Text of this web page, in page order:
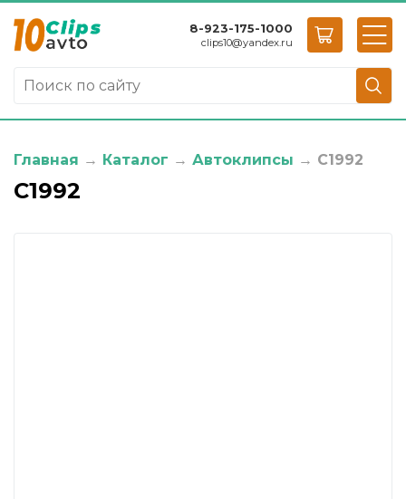
8-923-175-1000
clips10@yandex.ru
Главная → Каталог → Автоклипсы → C1992
C1992